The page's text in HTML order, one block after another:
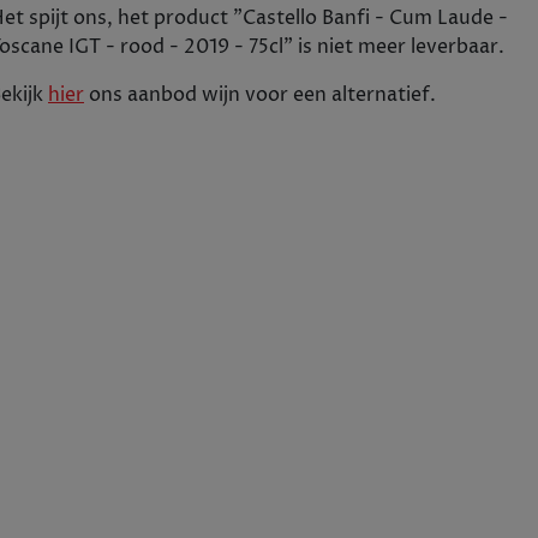
aangeplant met één druivensoort. Zo heeft men
Pinot Nero, Cabernet Sauvignon, en
Boeket: complex met tonen van bramen,
van zwarte olijven en tabak. Smaak: krachtig
dankzij het goede rijping in de wijngaard en
spijt ons, het product "Castello Banfi - Cum Laude -
IGT - rood - 2019 - 75cl" is niet meer leverbaar.
hier ons aanbod wijn voor een alternatief.